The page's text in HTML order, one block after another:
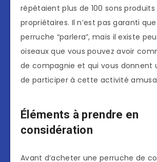
répétaient plus de 100 sons produits
propriétaires. Il n’est pas garanti
perruche “parlera”, mais il existe
oiseaux que vous pouvez avoir
de compagnie et qui vous donnent
de participer à cette activité
Éléments à prendre en
considération
Avant d’acheter une perruche de